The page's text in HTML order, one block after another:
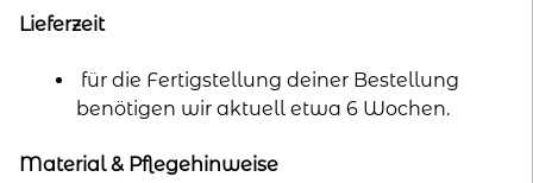
Lieferzeit
für die Fertigstellung deiner Bestellung
benötigen wir aktuell etwa 6 Wochen.
Material & Pflegehinweise